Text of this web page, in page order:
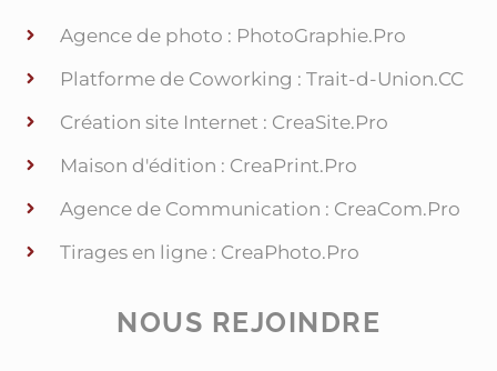
Agence de photo : PhotoGraphie.Pro
Platforme de Coworking : Trait-d-Union.CC
Création site Internet : CreaSite.Pro
Maison d'édition : CreaPrint.Pro
Agence de Communication : CreaCom.Pro
Tirages en ligne : CreaPhoto.Pro
NOUS REJOINDRE